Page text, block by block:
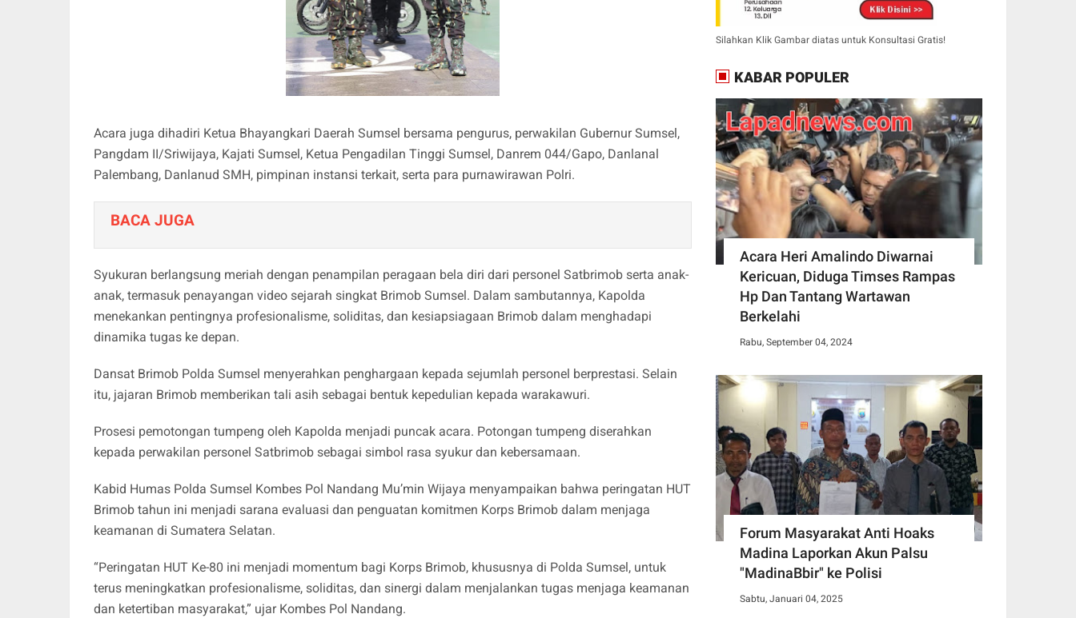
Acara juga dihadiri Ketua Bhayangkari Daerah Sumsel bersama pengurus, perwakilan Gubernur Sumsel,
Pangdam II/Sriwijaya, Kajati Sumsel, Ketua Pengadilan Tinggi Sumsel, Danrem 044/Gapo, Danlanal
Palembang, Danlanud SMH, pimpinan instansi terkait, serta para purnawirawan Polri.
BACA JUGA
Syukuran berlangsung meriah dengan penampilan peragaan bela diri dari personel Satbrimob serta anak-
anak, termasuk penayangan video sejarah singkat Brimob Sumsel. Dalam sambutannya, Kapolda
menekankan pentingnya profesionalisme, soliditas, dan kesiapsiagaan Brimob dalam menghadapi
dinamika tugas ke depan.
Dansat Brimob Polda Sumsel menyerahkan penghargaan kepada sejumlah personel berprestasi. Selain
itu, jajaran Brimob memberikan tali asih sebagai bentuk kepedulian kepada warakawuri.
Prosesi pemotongan tumpeng oleh Kapolda menjadi puncak acara. Potongan tumpeng diserahkan
kepada perwakilan personel Satbrimob sebagai simbol rasa syukur dan kebersamaan.
Kabid Humas Polda Sumsel Kombes Pol Nandang Mu’min Wijaya menyampaikan bahwa peringatan HUT
Brimob tahun ini menjadi sarana evaluasi dan penguatan komitmen Korps Brimob dalam menjaga
keamanan di Sumatera Selatan.
“Peringatan HUT Ke-80 ini menjadi momentum bagi Korps Brimob, khususnya di Polda Sumsel, untuk
terus meningkatkan profesionalisme, soliditas, dan sinergi dalam menjalankan tugas menjaga keamanan
dan ketertiban masyarakat,” ujar Kombes Pol Nandang.
Silahkan Klik Gambar diatas untuk Konsultasi Gratis!
KABAR POPULER
Acara Heri Amalindo Diwarnai
Kericuan, Diduga Timses Rampas
Hp Dan Tantang Wartawan
Berkelahi
Rabu, September 04, 2024
Forum Masyarakat Anti Hoaks
Madina Laporkan Akun Palsu
"MadinaBbir" ke Polisi
Sabtu, Januari 04, 2025